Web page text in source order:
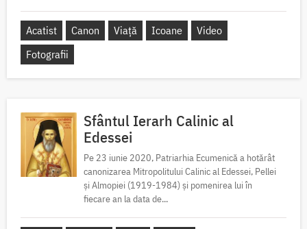
Acatist Canon Viață Icoane
Video
Fotografii
Sfântul Ierarh Calinic al
Edessei
Pe 23 iunie 2020, Patriarhia Ecumenică a hotărât
canonizarea Mitropolitului Calinic al Edessei, Pellei
și Almopiei (1919-1984) și pomenirea lui în
fiecare an la data de...